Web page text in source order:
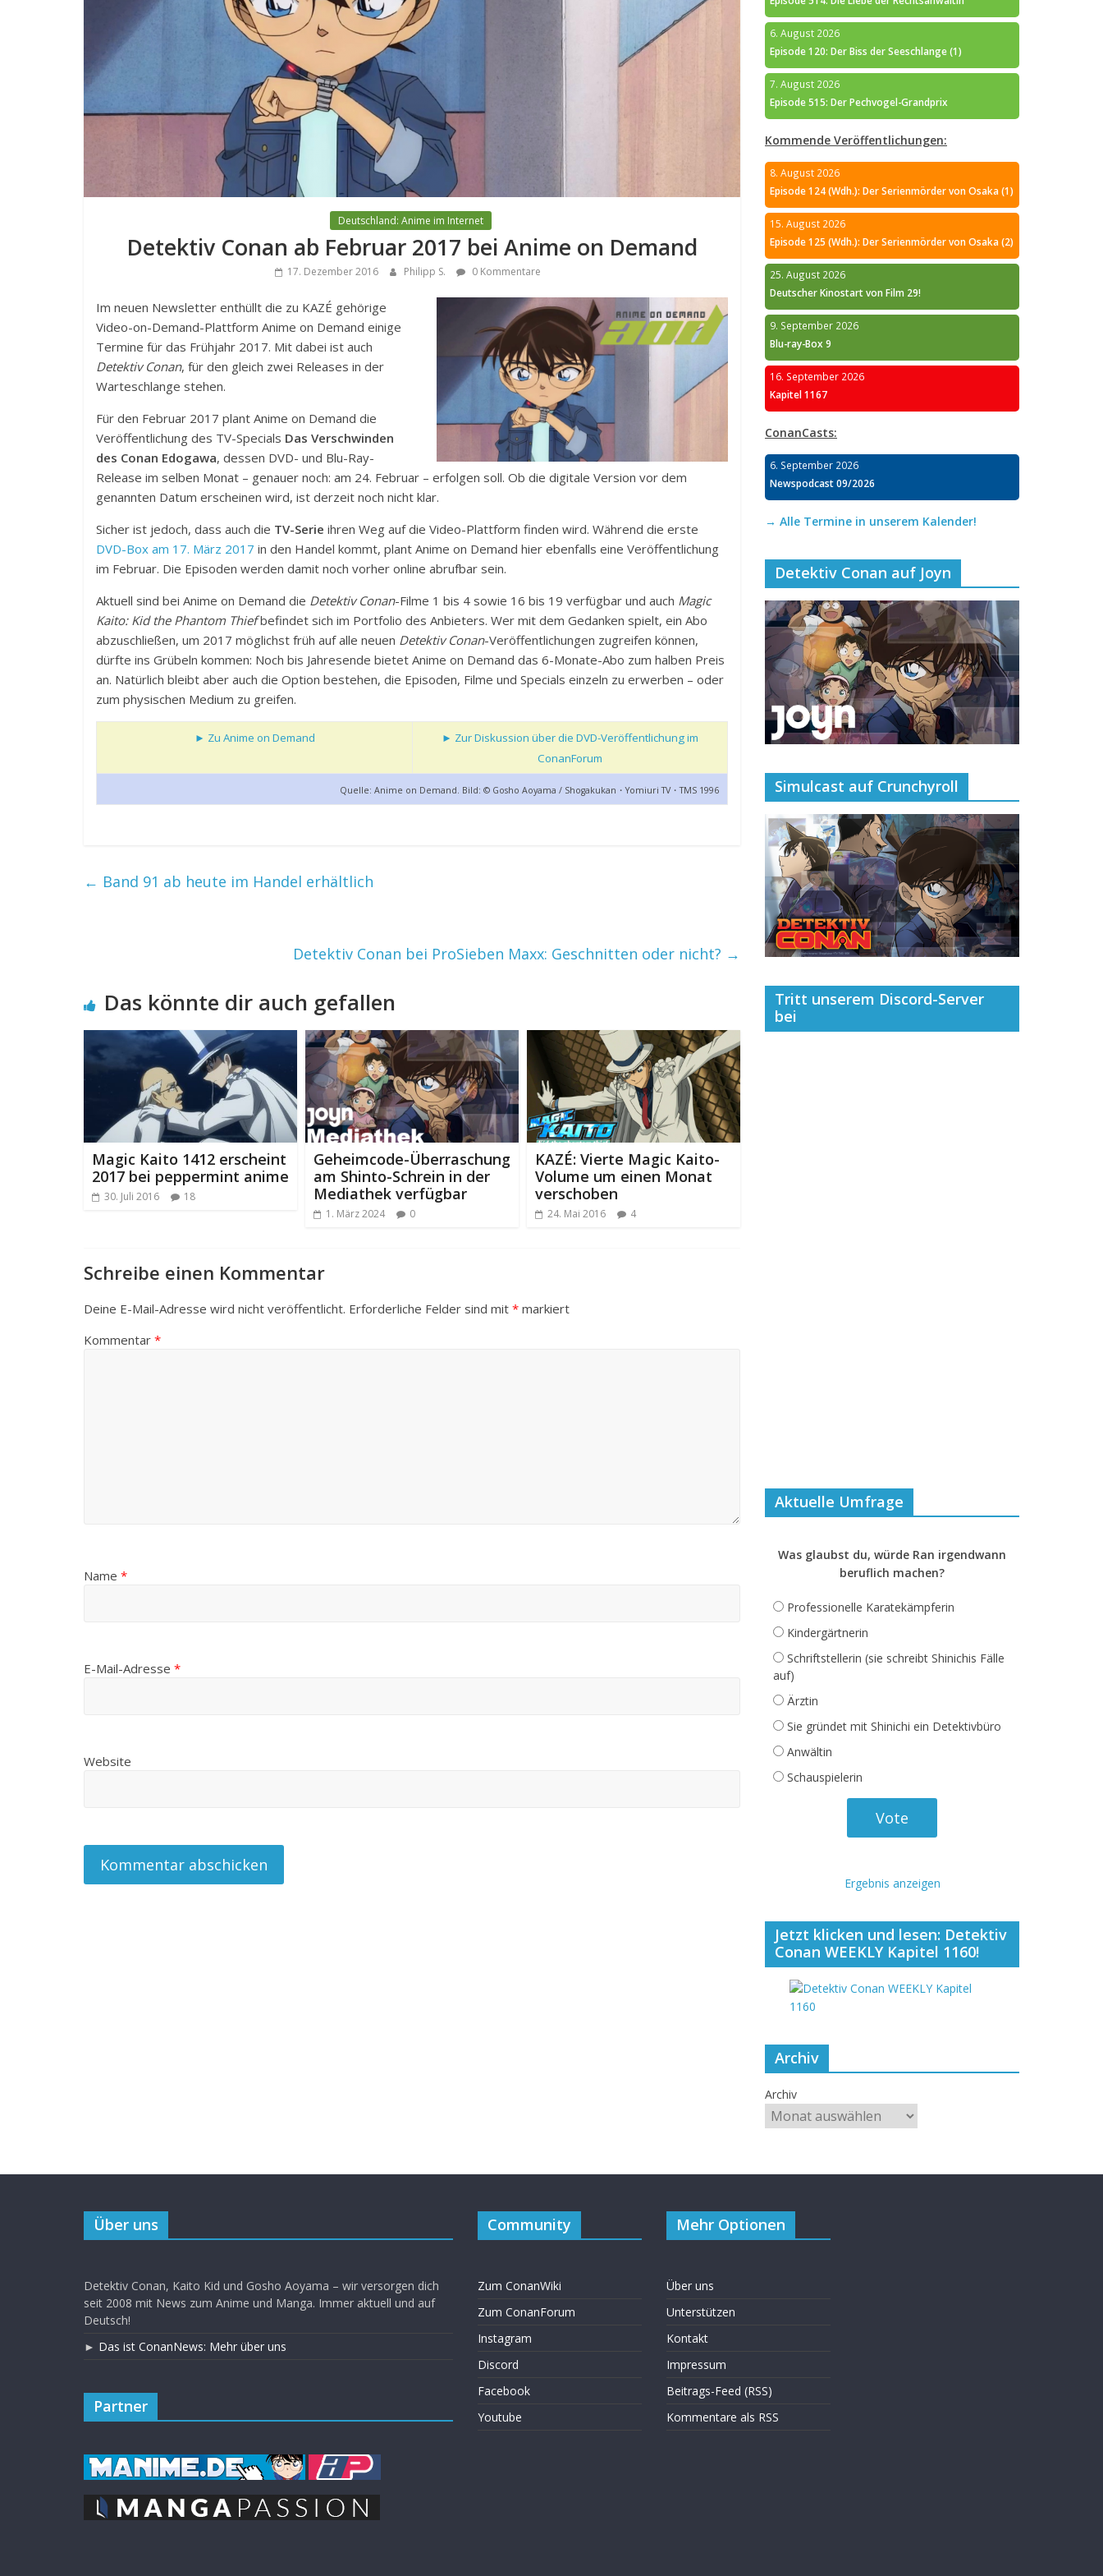
Deutschland: Anime im Internet
Detektiv Conan ab Februar 2017 bei Anime on Demand
17. Dezember 2016 Philipp S. 0 Kommentare
Im neuen Newsletter enthüllt die zu KAZÉ gehörige
Video-on-Demand-Plattform Anime on Demand einige
Termine für das Frühjahr 2017. Mit dabei ist auch
Detektiv Conan, für den gleich zwei Releases in der
Warteschlange stehen.
Für den Februar 2017 plant Anime on Demand die
Veröffentlichung des TV-Specials Das Verschwinden
des Conan Edogawa, dessen DVD- und Blu-Ray-
Release im selben Monat – genauer noch: am 24. Februar – erfolgen soll. Ob die digitale Version vor dem
genannten Datum erscheinen wird, ist derzeit noch nicht klar.
Sicher ist jedoch, dass auch die TV-Serie ihren Weg auf die Video-Plattform finden wird. Während die erste
DVD-Box am 17. März 2017 in den Handel kommt, plant Anime on Demand hier ebenfalls eine Veröffentlichung
im Februar. Die Episoden werden damit noch vorher online abrufbar sein.
Aktuell sind bei Anime on Demand die Detektiv Conan-Filme 1 bis 4 sowie 16 bis 19 verfügbar und auch Magic
Kaito: Kid the Phantom Thiefbefindet sich im Portfolio des Anbieters. Wer mit dem Gedanken spielt, ein Abo
abzuschließen, um 2017 möglichst früh auf alle neuen Detektiv Conan-Veröffentlichungen zugreifen können,
dürfte ins Grübeln kommen: Noch bis Jahresende bietet Anime on Demand das 6-Monate-Abo zum halben Preis
an. Natürlich bleibt aber auch die Option bestehen, die Episoden, Filme und Specials einzeln zu erwerben – oder
zum physischen Medium zu greifen.
► Zu Anime on Demand
► Zur Diskussion über die DVD-Veröffentlichung im
ConanForum
Quelle: Anime on Demand. Bild: © Gosho Aoyama / Shogakukan・Yomiuri TV・TMS 1996
← Band 91 ab heute im Handel erhältlich
Detektiv Conan bei ProSieben Maxx: Geschnitten oder nicht? →
Das könnte dir auch gefallen
Magic Kaito 1412 erscheint
2017 bei peppermint anime
30. Juli 2016 18
Geheimcode-Überraschung
am Shinto-Schrein in der
Mediathek verfügbar
1. März 2024 0
KAZÉ: Vierte Magic Kaito-
Volume um einen Monat
verschoben
24. Mai 2016 4
Schreibe einen Kommentar
Deine E-Mail-Adresse wird nicht veröffentlicht. Erforderliche Felder sind mit * markiert
Kommentar *
Name *
E-Mail-Adresse *
Website
6. August 2026
Episode 120: Der Biss der Seeschlange (1)
7. August 2026
Episode 515: Der Pechvogel-Grandprix
Kommende Veröffentlichungen:
8. August 2026
Episode 124 (Wdh.): Der Serienmörder von Osaka (1)
15. August 2026
Episode 125 (Wdh.): Der Serienmörder von Osaka (2)
25. August 2026
Deutscher Kinostart von Film 29!
9. September 2026
Blu-ray-Box 9
16. September 2026
Kapitel 1167
ConanCasts:
6. September 2026
Newspodcast 09/2026
→ Alle Termine in unserem Kalender!
Detektiv Conan auf Joyn
Simulcast auf Crunchyroll
Tritt unserem Discord-Server
bei
Aktuelle Umfrage
Was glaubst du, würde Ran irgendwann
beruflich machen?
Professionelle Karatekämpferin
Kindergärtnerin
Schriftstellerin (sie schreibt Shinichis Fälle
auf)
Ärztin
Sie gründet mit Shinichi ein Detektivbüro
Anwältin
Schauspielerin
Ergebnis anzeigen
Jetzt klicken und lesen: Detektiv
Conan WEEKLY Kapitel 1160!
Archiv
Archiv
Über uns
Detektiv Conan, Kaito Kid und Gosho Aoyama – wir versorgen dich
seit 2008 mit News zum Anime und Manga. Immer aktuell und auf
Deutsch!
► Das ist ConanNews: Mehr über uns
Partner
Community
Zum ConanWiki
Zum ConanForum
Instagram
Discord
Facebook
Youtube
Mehr Optionen
Über uns
Unterstützen
Kontakt
Impressum
Beitrags-Feed (RSS)
Kommentare als RSS